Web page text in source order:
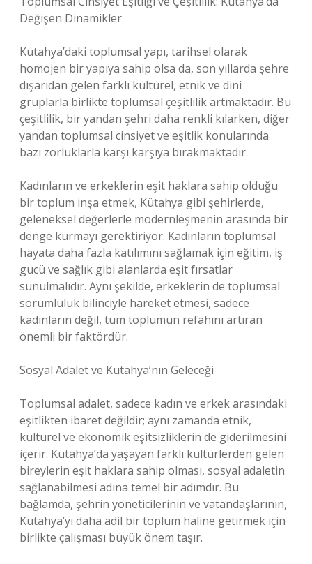
Değişen Dinamikler
Kütahya’daki toplumsal yapı, tarihsel olarak
homojen bir yapıya sahip olsa da, son yıllarda şehre
dışarıdan gelen farklı kültürel, etnik ve dini
gruplarla birlikte toplumsal çeşitlilik artmaktadır. Bu
çeşitlilik, bir yandan şehri daha renkli kılarken, diğer
yandan toplumsal cinsiyet ve eşitlik konularında
bazı zorluklarla karşı karşıya bırakmaktadır.
Kadınların ve erkeklerin eşit haklara sahip olduğu
bir toplum inşa etmek, Kütahya gibi şehirlerde,
geleneksel değerlerle modernleşmenin arasında bir
denge kurmayı gerektiriyor. Kadınların toplumsal
hayata daha fazla katılımını sağlamak için eğitim, iş
gücü ve sağlık gibi alanlarda eşit fırsatlar
sunulmalıdır. Aynı şekilde, erkeklerin de toplumsal
sorumluluk bilinciyle hareket etmesi, sadece
kadınların değil, tüm toplumun refahını artıran
önemli bir faktördür.
Sosyal Adalet ve Kütahya’nın Geleceği
Toplumsal adalet, sadece kadın ve erkek arasındaki
eşitlikten ibaret değildir; aynı zamanda etnik,
kültürel ve ekonomik eşitsizliklerin de giderilmesini
içerir. Kütahya’da yaşayan farklı kültürlerden gelen
bireylerin eşit haklara sahip olması, sosyal adaletin
sağlanabilmesi adına temel bir adımdır. Bu
bağlamda, şehrin yöneticilerinin ve vatandaşlarının,
Kütahya’yı daha adil bir toplum haline getirmek için
birlikte çalışması büyük önem taşır.